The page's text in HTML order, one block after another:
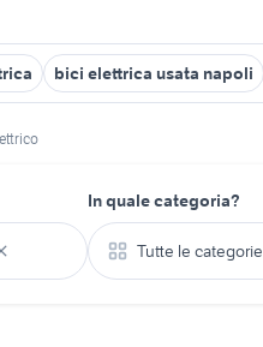
bici elettrica usata napoli
In quale categoria?
Tutte le categorie